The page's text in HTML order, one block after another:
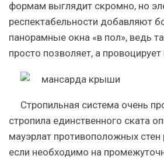
формам выглядит скромно, но
респектабельности добавляют
панорамные окна «в пол», ведь
просто позволяет, а провоцирует
Стропильная система очень
стропила единственного ската
мауэрлат противоположных
если необходимо на